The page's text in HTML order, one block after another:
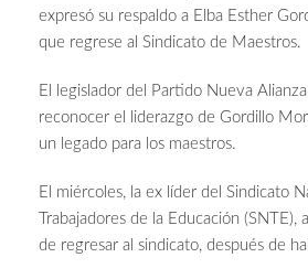
expresó su respaldo a Elba Esther
que regrese al Sindicato de Maestros.
El legislador del Partido Nueva
reconocer el liderazgo de Gordillo
un legado para los maestros.
El miércoles, la ex líder del Sindicato
Trabajadores de la Educación
de regresar al sindicato, después de